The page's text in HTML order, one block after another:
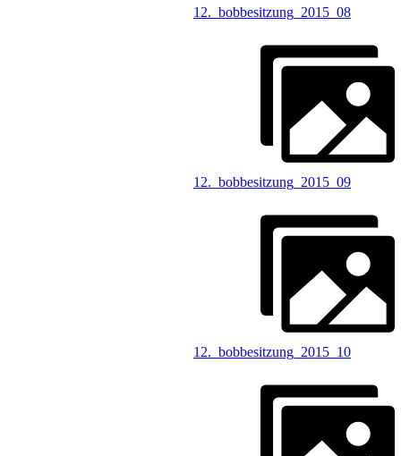
12._bobbesitzung_2015_08
12._bobbesitzung_2015_09
12._bobbesitzung_2015_10